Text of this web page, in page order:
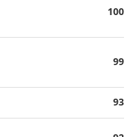
100
99
93